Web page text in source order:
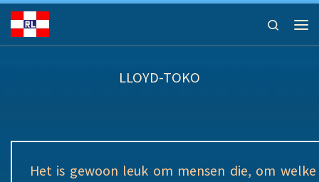
Ga naar inhoud
Search
LLOYD-TOKO
Het is gewoon leuk om mensen die, om